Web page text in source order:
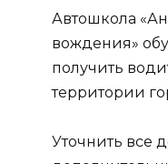
Автошкола
вождения»
получить
территории
Уточнить все